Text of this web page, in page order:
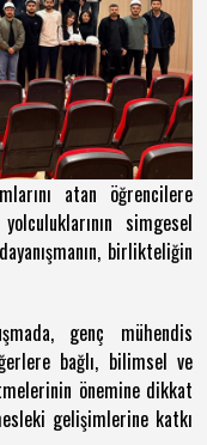
atan öğrencilere
simgesel
birlikteliğin
genç mühendis
bağlı, bilimsel ve
önemine dikkat
gelişimlerine katkı